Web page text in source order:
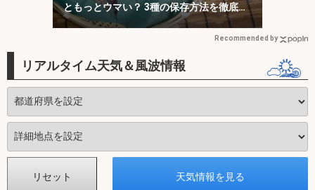
ともっとウマい？ 3種の保存方法を徹底検
証
Recommended by
リアルタイム天気＆風波情報